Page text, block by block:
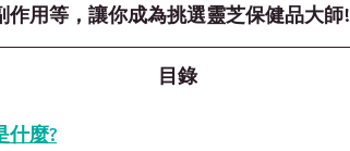
作用等，讓你成為挑選靈芝保健品大師!
目錄
什麼?